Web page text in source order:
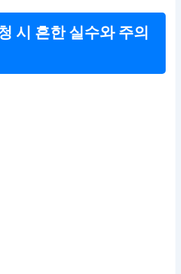
시 흔한 실수와 주의